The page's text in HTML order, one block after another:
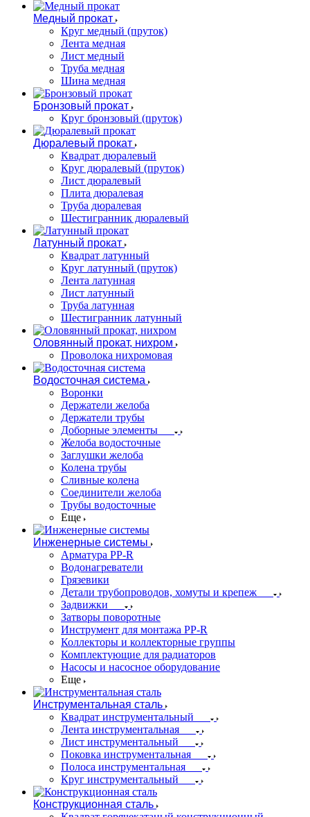
Медный прокат
Круг медный (пруток)
Лента медная
Лист медный
Труба медная
Шина медная
Бронзовый прокат
Круг бронзовый (пруток)
Дюралевый прокат
Квадрат дюралевый
Круг дюралевый (пруток)
Лист дюралевый
Плита дюралевая
Труба дюралевая
Шестигранник дюралевый
Латунный прокат
Квадрат латунный
Круг латунный (пруток)
Лента латунная
Лист латунный
Труба латунная
Шестигранник латунный
Оловянный прокат, нихром
Проволока нихромовая
Водосточная система
Воронки
Держатели желоба
Держатели трубы
Доборные элементы
Желоба водосточные
Заглушки желоба
Колена трубы
Сливные колена
Соединители желоба
Трубы водосточные
Еще
Инженерные системы
Арматура PP-R
Водонагреватели
Грязевики
Детали трубопроводов, хомуты и крепеж
Задвижки
Затворы поворотные
Инструмент для монтажа PP-R
Коллекторы и коллекторные группы
Комплектующие для радиаторов
Насосы и насосное оборудование
Еще
Инструментальная сталь
Квадрат инструментальный
Лента инструментальная
Лист инструментальный
Поковка инструментальная
Полоса инструментальная
Круг инструментальный
Конструкционная сталь